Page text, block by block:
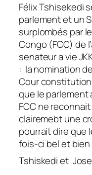
Félix Tshisekedi
parlement et un
surplombés par
Congo (FCC) de
senateur a vie
: la nomination
Cour
que le parlement
FCC ne
clairemebt une
pourrait dire que
fois-ci bel et
Tshiskedi et